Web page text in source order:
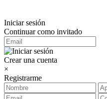
Iniciar sesión
Continuar como invitado
Crear una cuenta
×
Registrarme